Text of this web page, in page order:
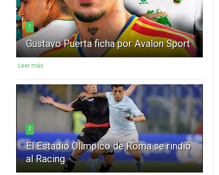
1
Gustavo Puerta ficha por Avalon Sport
Leer más
2
El Estadio Olímpico de Roma se rindió
al Racing